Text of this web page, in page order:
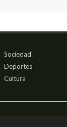
Sociedad
Deportes
Cultura